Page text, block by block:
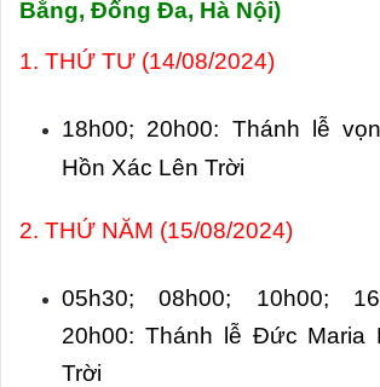
Bằng, Đống Đa, Hà Nội)
1. THỨ TƯ (14/08/2024)
18h00; 20h00: Thánh lễ
Hồn Xác Lên Trời
2. THỨ NĂM (15/08/2024)
05h30; 08h00; 10h00;
20h00: Thánh lễ Đức Maria
Trời